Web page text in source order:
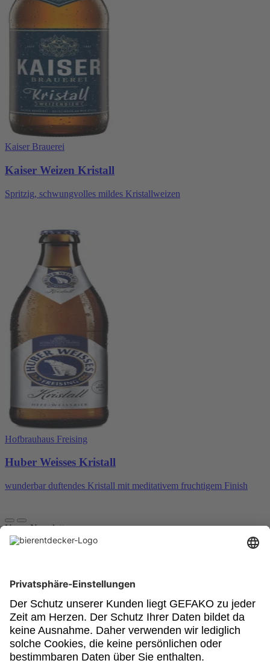
Kaiser Brauerei
Kaiser Weizen Kristall
Spritzig, schwungvolles mildes Kristallweizen
Hofbrauhaus Freising
Huber Weisses Kristall
wunderbar duftendes Kristall mit meditativem fruchtigem Finish
Unser Newsletter
Für Bierkenner, Bierliebhaber, Bierneulinge - kurz, alle
Jetzt anmelden!
Impressum Datenschutz Barrierefrei
Newsletter
Powered by: